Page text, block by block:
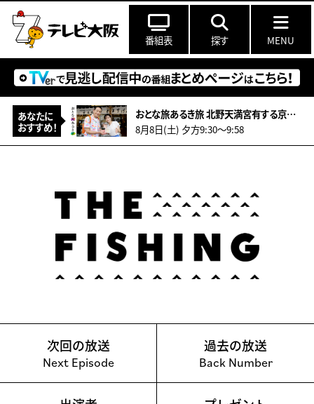
番組表 探す MENU
あなたに
おすすめ！
おとな旅あるき旅 北野天満宮有する京都！夏季限定！辛子豆腐に世界が注目推し畳！
8月8日(土) 夕方9:30～9:58
次回の放送 過去の放送